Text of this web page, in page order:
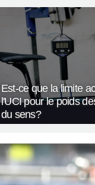
Est-ce que la limite
l'UCI pour le poids
du sens?